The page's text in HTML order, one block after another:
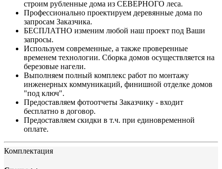
строим рубленные дома из СЕВЕРНОГО леса.
Профессионально проектируем деревянные дома по
запросам Заказчика.
БЕСПЛАТНО изменим любой наш проект под Ваши
запросы.
Используем современные, а также проверенные
временем технологии. Сборка домов осуществляется на
березовые нагели.
Выполняем полный комплекс работ по монтажу
инженерных коммуникаций, финишной отделке домов
"под ключ".
Предоставляем фотоотчеты Заказчику - входит
бесплатно в договор.
Предоставляем скидки в т.ч. при единовременной
оплате.
Комплектация